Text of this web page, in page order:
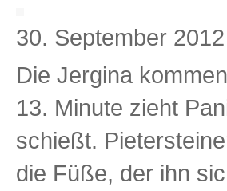
30. September 2012
Die Jergina
13. Minute zieht
schießt.
die Füße, der ihn